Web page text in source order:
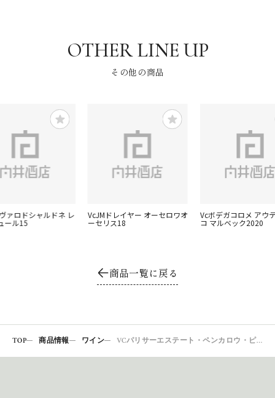
その他の商品
ァロドシャルドネ レ
ール15
VcJMドレイヤー オーセロワオ
ーセリス18
Vcボデガコロメ アウ
コ マルベック2020
商品一覧に戻る
TOP 商品情報 ワイン VCパリサーエステート・ペンカロウ・ピノノワール2018